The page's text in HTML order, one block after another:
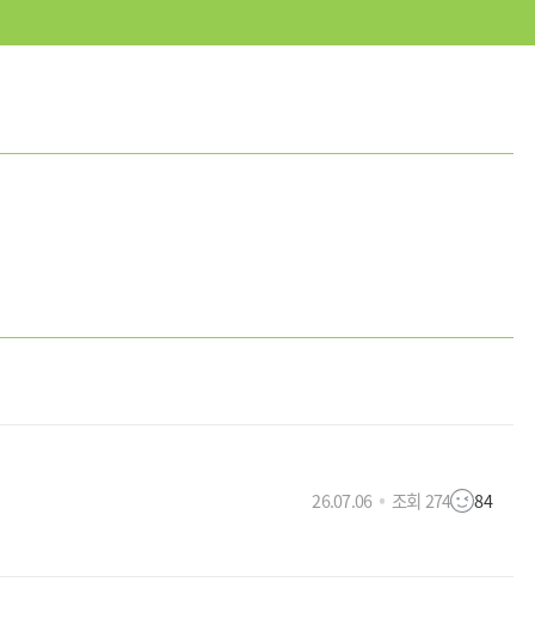
26.07.06 조회 274 84